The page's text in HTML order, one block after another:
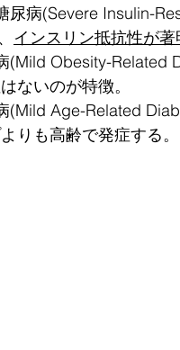
病(Severe Insulin-
インスリン抵抗性が著
(Mild Obesity-Related
ないのが特徴。
Age-Related
りも高齢で発症する。